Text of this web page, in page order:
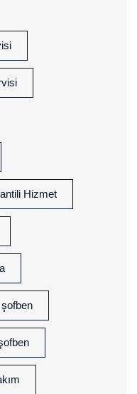
Hizmet
şofben